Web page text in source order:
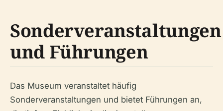
Sonderveranstaltungen
und Führungen
Das Museum veranstaltet häufig
Sonderveranstaltungen und bietet Führungen an,